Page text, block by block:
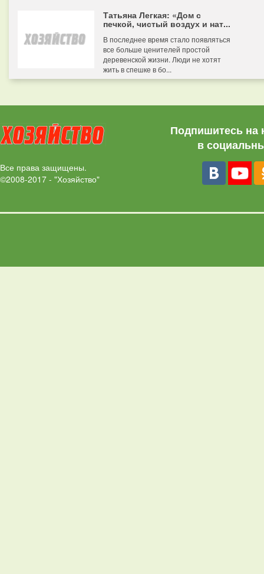
Татьяна Легкая: «Дом с
печкой, чистый воздух и нат...
В последнее время стало появляться
все больше ценителей простой
деревенской жизни. Люди не хотят
жить в спешке в бо...
Все права защищены.
©2008-2017 - "Хозяйство"
Подпишитесь на
в